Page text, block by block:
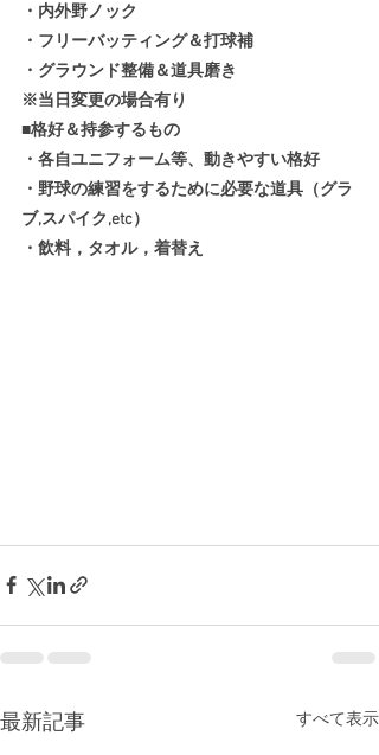
・内外野ノック
・フリーバッティング＆打球補
・グラウンド整備＆道具磨き
※当日変更の場合有り
■格好＆持参するもの
・各自ユニフォーム等、動きやすい格好
・野球の練習をするために必要な道具（グラ
ブ,スパイク,etc）
・飲料，タオル，着替え
最新記事 すべて表示